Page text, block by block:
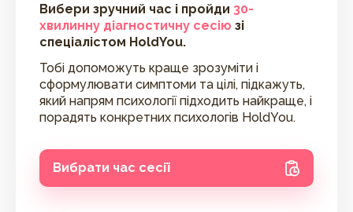
Вибери зручний час і пройди 30-
хвилинну діагностичну сесію зі
спеціалістом HoldYou.
Тобі допоможуть краще зрозуміти і
сформулювати симптоми та цілі, підкажуть,
який напрям психології підходить найкраще, і
порадять конкретних психологів HoldYou.
Вибрати час сесії